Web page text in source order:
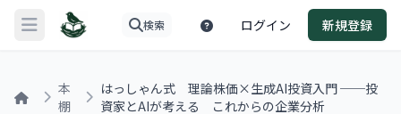
メニューを開く 検索 ログイン 新規登録
本
棚
はっしゃん式 理論株価×生成AI投資入門 ──投
資家とAIが考える これからの企業分析